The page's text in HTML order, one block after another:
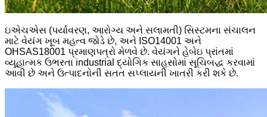
ઇએચએસ (પર્યાવરણ, આરોગ્ય અને સલામતી) સિસ્ટમના સંચાલન
માટે વેયંગ ખૂબ મહત્વ જોડે છે, અને ISO14001 અને
OHSAS18001 પ્રમાણપત્રો મેળવે છે. વેયંગને હેબેઇ પ્રાંતમાં
વ્યૂહાત્મક ઉભરતા industrial દ્યોગિક સાહસોમાં સૂચિબદ્ધ કરવામાં
આવી છે અને ઉત્પાદનોની સતત સપ્લાયની ખાતરી કરી શકે છે.